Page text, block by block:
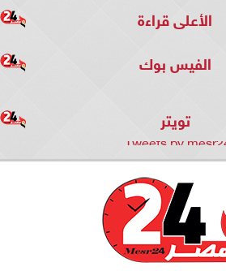
الأعلى قراءة
الفيس بوك
تويتر
Tweets by